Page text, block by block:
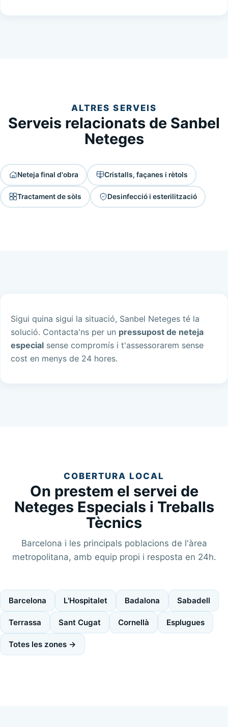
ALTRES SERVEIS
Serveis relacionats de Sanbel
Neteges
Neteja final d'obra Cristalls, façanes i rètols
Tractament de sòls Desinfecció i esterilització
Sigui quina sigui la situació, Sanbel Neteges té la
solució. Contacta'ns per un pressupost de neteja
especial sense compromís i t'assessorarem sense
cost en menys de 24 hores.
COBERTURA LOCAL
On prestem el servei de
Neteges Especials i Treballs
Tècnics
Barcelona i les principals poblacions de l'àrea
metropolitana, amb equip propi i resposta en 24h.
Barcelona L'Hospitalet Badalona Sabadell
Terrassa Sant Cugat Cornellà Esplugues
Totes les zones →